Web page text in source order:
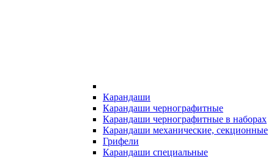
Карандаши
Карандаши чернографитные
Карандаши чернографитные в наборах
Карандаши механические, секционные
Грифели
Карандаши специальные